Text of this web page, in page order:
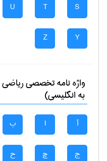
S
T
U
Y
Z
واژه نامه تخصصیرياضی
به انگلیسی)
آ ا ب
ج چ ح